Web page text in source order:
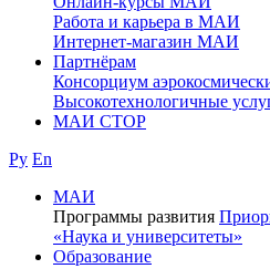
Работа и карьера в МАИ
Интернет-магазин МАИ
Партнёрам
Консорциум
Высокотехнологичные
МАИ СТОР
Ру En
МАИ
Программы развития
«Наука и университеты»
Образование